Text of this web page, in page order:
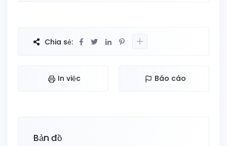
Chia sẻ:
In việc Báo cáo
Bản đồ